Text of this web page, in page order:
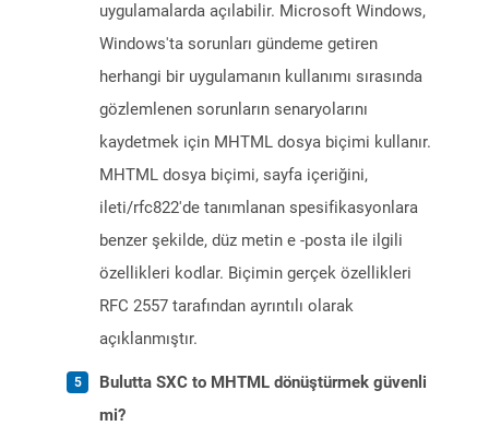
uygulamalarda açılabilir. Microsoft Windows,
Windows'ta sorunları gündeme getiren
herhangi bir uygulamanın kullanımı sırasında
gözlemlenen sorunların senaryolarını
kaydetmek için MHTML dosya biçimi kullanır.
MHTML dosya biçimi, sayfa içeriğini,
ileti/rfc822'de tanımlanan spesifikasyonlara
benzer şekilde, düz metin e -posta ile ilgili
özellikleri kodlar. Biçimin gerçek özellikleri
RFC 2557 tarafından ayrıntılı olarak
açıklanmıştır.
Bulutta SXC to MHTML dönüştürmek güvenli
mi?